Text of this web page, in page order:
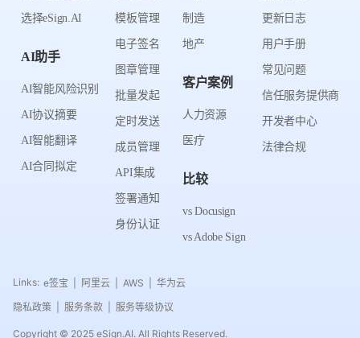
选择eSign.AI
AI助手
AI智能风险识别
AI协议摘要
AI智能翻译
AI合同拟定
模板管理
电子签名
图章管理
批量发起
定时发送
成员管理
API集成
签署通知
身份认证
制造
地产
客户案例
人力资源
医疗
比较
vs Docusign
vs Adobe Sign
更新日志
用户手册
常见问题
信任服务提供商
开发者中心
法律合规
Links: e签宝 阿里云 AWS
华为云
隐私政策
服务条款 服务等级协议
Copyright © 2025 eSign.AI. All Rights Reserved.